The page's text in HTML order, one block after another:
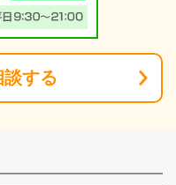
談する